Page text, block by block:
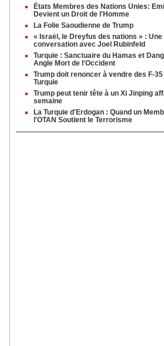
États Membres des Nations Unies:
Devient un Droit de l'Homme
La Folie Saoudienne de Trump
« Israël, le Dreyfus des nations » : Une
conversation avec Joel Rubinfeld
Turquie : Sanctuaire du Hamas et
Angle Mort de l'Occident
Trump doit renoncer à vendre des F-35
Turquie
Trump peut tenir tête à un Xi Jinping
semaine
La Turquie d'Erdogan : Quand un
l'OTAN Soutient le Terrorisme